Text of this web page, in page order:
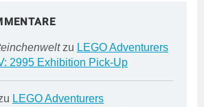
zu LEGO Adventurers
2995 Exhibition Pick-Up
LEGO Adventurers